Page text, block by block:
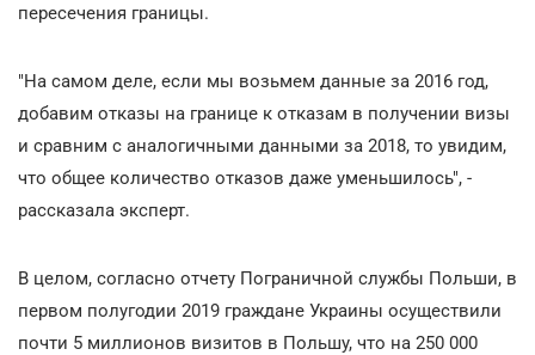
пересечения границы.
"На самом деле, если мы возьмем данные за 2016 год,
добавим отказы на границе к отказам в получении визы
и сравним с аналогичными данными за 2018, то увидим,
что общее количество отказов даже уменьшилось", -
рассказала эксперт.
В целом, согласно отчету Пограничной службы Польши, в
первом полугодии 2019 граждане Украины осуществили
почти 5 миллионов визитов в Польшу, что на 250 000